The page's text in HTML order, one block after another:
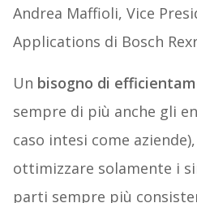
Andrea Maffioli, Vice
Applications di Bosch
Un bisogno di
sempre di più anche gli
caso intesi come
ottimizzare solamente i
parti sempre più